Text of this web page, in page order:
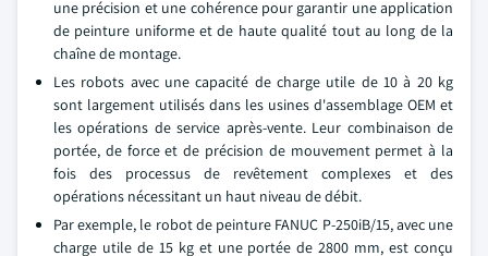
une précision et une cohérence pour garantir une application
de peinture uniforme et de haute qualité tout au long de la
chaîne de montage.
Les robots avec une capacité de charge utile de 10 à 20 kg
sont largement utilisés dans les usines d'assemblage OEM et
les opérations de service après-vente. Leur combinaison de
portée, de force et de précision de mouvement permet à la
fois des processus de revêtement complexes et des
opérations nécessitant un haut niveau de débit.
Par exemple, le robot de peinture FANUC P-250iB/15, avec une
charge utile de 15 kg et une portée de 2800 mm, est conçu